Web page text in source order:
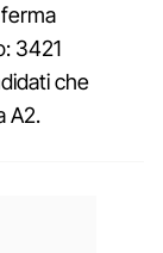
3421
che
A2.